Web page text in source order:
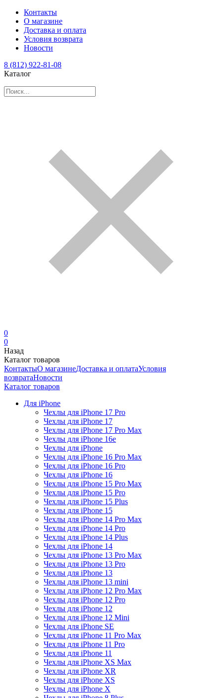
Контакты
О магазине
Доставка и оплата
Условия возврата
Новости
8 (812) 922-81-08
Каталог
0
0
Назад
Каталог товаров
КонтактыО магазинеДоставка и оплатаУсловия
возвратаНовости
Каталог товаров
Для iPhone
Чехлы для iPhone 17 Pro
Чехлы для iPhone 17
Чехлы для iPhone 17 Pro Max
Чехлы для iPhone 16e
Чехлы для iPhone
Чехлы для iPhone 16 Pro Max
Чехлы для iPhone 16 Pro
Чехлы для iPhone 16
Чехлы для iPhone 15 Pro Max
Чехлы для iPhone 15 Pro
Чехлы для iPhone 15 Plus
Чехлы для iPhone 15
Чехлы для iPhone 14 Pro Max
Чехлы для iPhone 14 Pro
Чехлы для iPhone 14 Plus
Чехлы для iPhone 14
Чехлы для iPhone 13 Pro Max
Чехлы для iPhone 13 Pro
Чехлы для iPhone 13
Чехлы для iPhone 13 mini
Чехлы для iPhone 12 Pro Max
Чехлы для iPhone 12 Pro
Чехлы для iPhone 12
Чехлы для iPhone 12 Mini
Чехлы для iPhone SE
Чехлы для iPhone 11 Pro Max
Чехлы для iPhone 11 Pro
Чехлы для iPhone 11
Чехлы для iPhone XS Max
Чехлы для iPhone XR
Чехлы для iPhone XS
Чехлы для iPhone X